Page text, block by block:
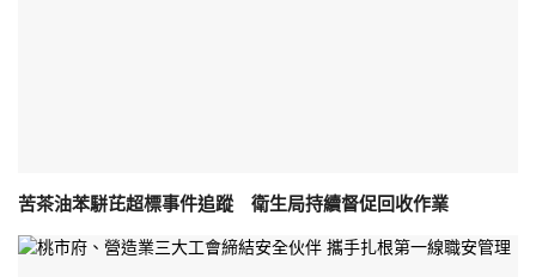
苦茶油苯駢芘超標事件追蹤 衛生局持續督促回收作業